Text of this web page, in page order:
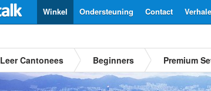
Contact
Ondersteuning
Winkel
Leer Cantonees Beginners Premium